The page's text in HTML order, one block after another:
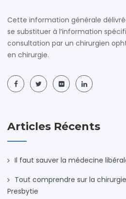
Cette information générale
se substituer à l’information
consultation par un chirurgien
en chirurgie.
Articles Récents
Il faut sauver la médecine
Tout comprendre sur la
Presbytie